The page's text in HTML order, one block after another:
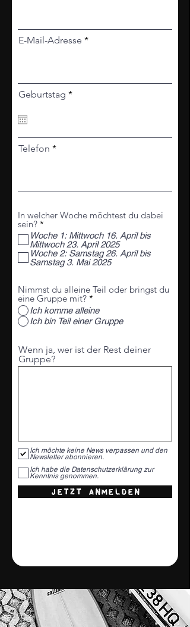
E-Mail-Adresse
Geburtstag *r
r
Telefon
In welcher Woche möchtest du dabei
sein? *
f
l
i
c
h
f
e
l
d
Woche 1: Mittwoch 16. April bis
Mittwoch 23. April 2025
Woche 2: Samstag 26. April bis
Samstag 3. Mai 2025
Nimmst du alleine Teil oder bringst du
eine Gruppe mit? *
Ich komme alleine
Ich bin Teil einer Gruppe
Wenn ja, wer ist der Rest deiner
Gruppe?
Ich möchte keine News verpassen und den
Newsletter abonnieren.
Ich habe die Datenschutzerklärung zur
Kenntnis genommen.
JETZT ANMELDEN